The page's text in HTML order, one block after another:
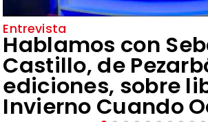
Entrevista
Hablamos con
Castillo, de
ediciones, sobre
Invierno Cuando